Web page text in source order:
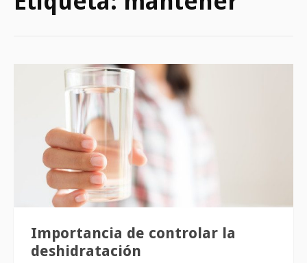
Importancia de controlar la
deshidratación